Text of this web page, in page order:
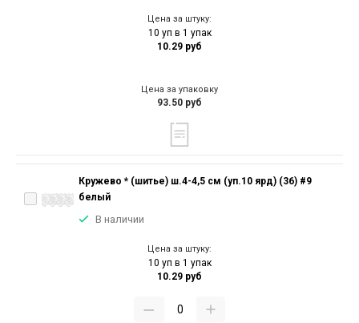
Цена за штуку:
10 уп в 1 упак
10.29 руб
Цена за упаковку
93.50 руб
Кружево * (шитье) ш.4-4,5 см (уп.10 ярд) (36) #9
белый
В наличии
Цена за штуку:
10 уп в 1 упак
10.29 руб